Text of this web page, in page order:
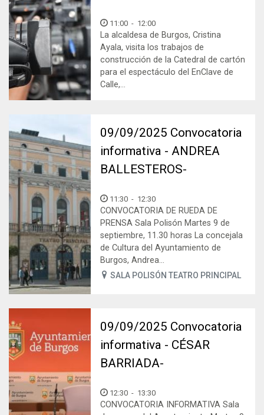
11:00 - 12:00
La alcaldesa de Burgos, Cristina
Ayala, visita los trabajos de
construcción de la Catedral de cartón
para el espectáculo del EnClave de
Calle,...
09/09/2025 Convocatoria
informativa - ANDREA
BALLESTEROS-
11:30 - 12:30
CONVOCATORIA DE RUEDA DE
PRENSA Sala Polisón Martes 9 de
septiembre, 11.30 horas La concejala
de Cultura del Ayuntamiento de
Burgos, Andrea...
SALA POLISÓN TEATRO PRINCIPAL
09/09/2025 Convocatoria
informativa - CÉSAR
BARRIADA-
12:30 - 13:30
CONVOCATORIA INFORMATIVA Sala